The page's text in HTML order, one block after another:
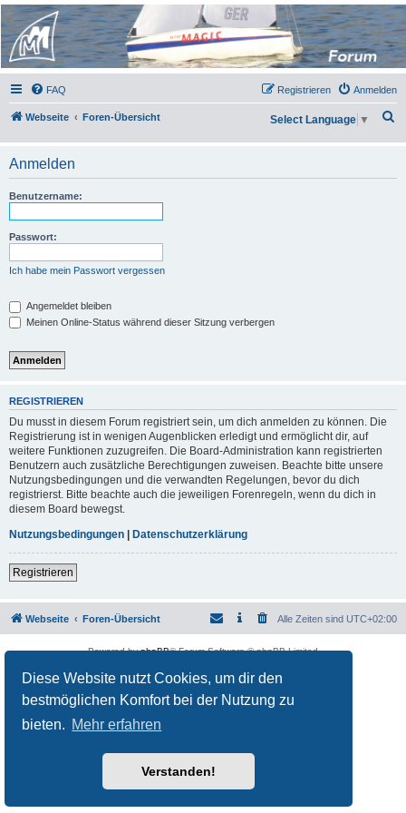
Diese Website nutzt Cookies, um dir den
bestmöglichen Komfort bei der Nutzung zu
bieten. Mehr erfahren
Verstanden!
Micro Magic Forum
Deutschland
FAQ Anmelden
Registrieren
Webseite Foren-Übersicht
h
Select Language ▼
Anmelden
Benutzername:
Passwort:
Ich habe mein Passwort vergessen
Angemeldet bleiben
Meinen Online-Status während dieser Sitzung verbergen
REGISTRIEREN
Du musst in diesem Forum registriert sein, um dich anmelden zu können. Die
Registrierung ist in wenigen Augenblicken erledigt und ermöglicht dir, auf
weitere Funktionen zuzugreifen. Die Board-Administration kann registrierten
Benutzern auch zusätzliche Berechtigungen zuweisen. Beachte bitte unsere
Nutzungsbedingungen und die verwandten Regelungen, bevor du dich
registrierst. Bitte beachte auch die jeweiligen Forenregeln, wenn du dich in
diesem Board bewegst.
Nutzungsbedingungen
Datenschutzerklärung
Registrieren
Webseite Foren-Übersicht Alle Zeiten sind UTC+02:00
Powered byphpBB® Forum Software © phpBB Limited
Datenschutz|Nutzungsbedingungen